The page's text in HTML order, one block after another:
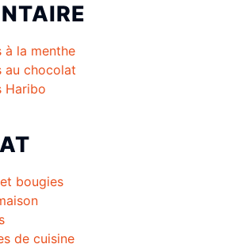
à la menthe
au chocolat
Haribo
bougies
de cuisine